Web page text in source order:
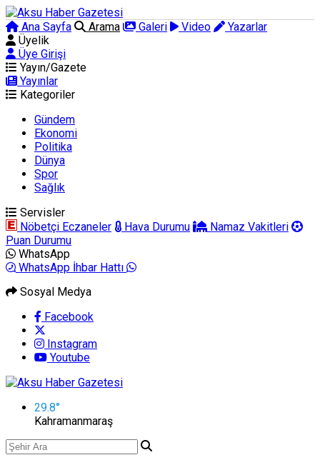
Ana Sayfa Arama Galeri Video
Yazarlar
Üyelik
Üye Girişi
Yayın/Gazete
Yayınlar
Kategoriler
Gündem
Ekonomi
Politika
Dünya
Spor
Sağlık
Servisler
Nöbetçi Eczaneler
Hava Durumu
Namaz Vakitleri
Puan Durumu
WhatsApp
WhatsApp İhbar Hattı
Sosyal Medya
Facebook
Instagram
Youtube
29.8°
Kahramanmaraş